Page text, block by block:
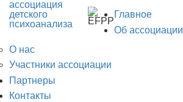
ассоциация
детского
психоанализа
Главное
Об ассоциации
О нас
Участники ассоциации
Партнеры
Контакты